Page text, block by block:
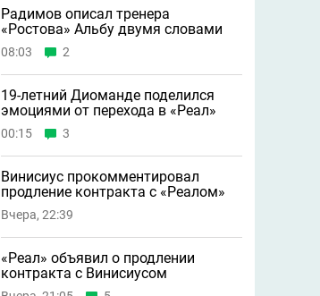
Радимов описал тренера
«Ростова» Альбу двумя словами
08:03 2
19-летний Диоманде поделился
эмоциями от перехода в «Реал»
00:15 3
Винисиус прокомментировал
продление контракта с «Реалом»
Вчера, 22:39
«Реал» объявил о продлении
контракта с Винисиусом